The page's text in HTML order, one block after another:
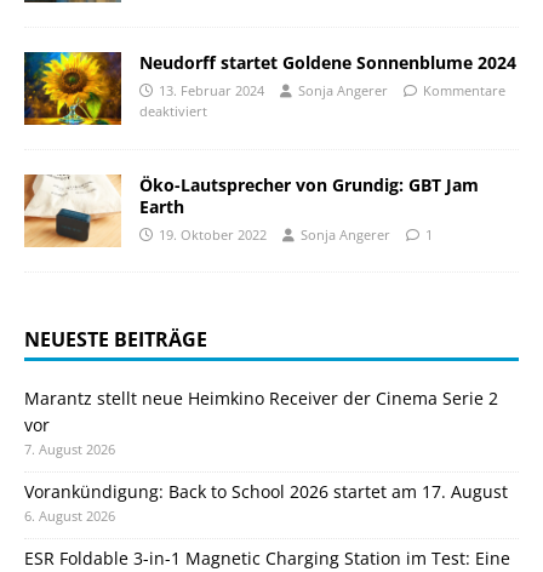
Neudorff startet Goldene Sonnenblume 2024
13. Februar 2024 Sonja Angerer
Kommentare
deaktiviert
Öko-Lautsprecher von Grundig: GBT Jam
Earth
19. Oktober 2022 Sonja Angerer 1
NEUESTE BEITRÄGE
Marantz stellt neue Heimkino Receiver der Cinema Serie 2
vor
7. August 2026
Vorankündigung: Back to School 2026 startet am 17. August
6. August 2026
ESR Foldable 3-in-1 Magnetic Charging Station im Test: Eine